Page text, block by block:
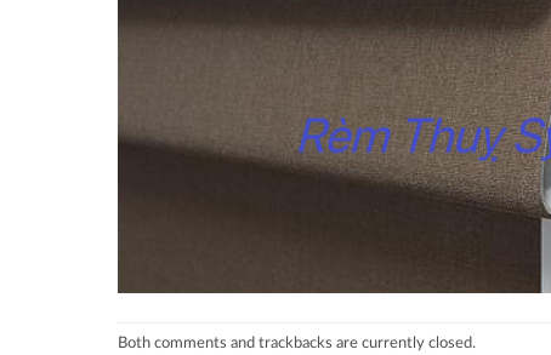
Both comments and trackbacks are currently closed.